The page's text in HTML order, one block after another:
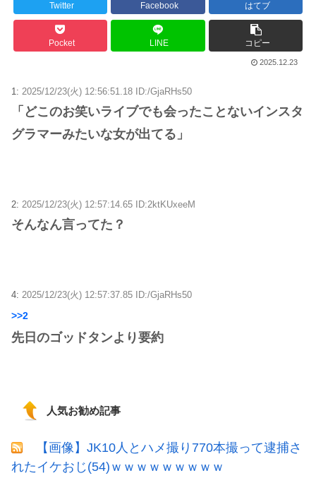
Twitter Facebook はてブ
Pocket LINE コピー
2025.12.23
1: 2025/12/23(火) 12:56:51.18 ID:/GjaRHs50
「どこのお笑いライブでも会ったことないインスタ
グラマーみたいな女が出てる」
2: 2025/12/23(火) 12:57:14.65 ID:2ktKUxeeM
そんなん言ってた？
4: 2025/12/23(火) 12:57:37.85 ID:/GjaRHs50
>>2
先日のゴッドタンより要約
人気お勧め記事
【画像】JK10人とハメ撮り770本撮って逮捕さ
れたイケおじ(54)ｗｗｗｗｗｗｗｗｗ